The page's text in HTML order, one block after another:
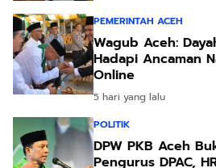
PEMERINTAH ACEH
Wagub Aceh:
Hadapi Ancaman
Online
5 hari yang lalu
POLITIK
DPW PKB Aceh
Pengurus DPAC,